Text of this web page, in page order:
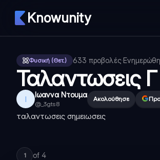
Knowunity
Φυσική (Θετ.) 633 προβολές·
Ταλαντωσεις
Ι Ιωαννα Ντουμα
@ _3gts8
Ακολούθησε
ταλαντωσεις σημειωσεις
1 of 4